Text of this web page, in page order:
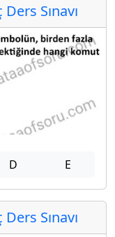
Sınavı
D E
Sınavı